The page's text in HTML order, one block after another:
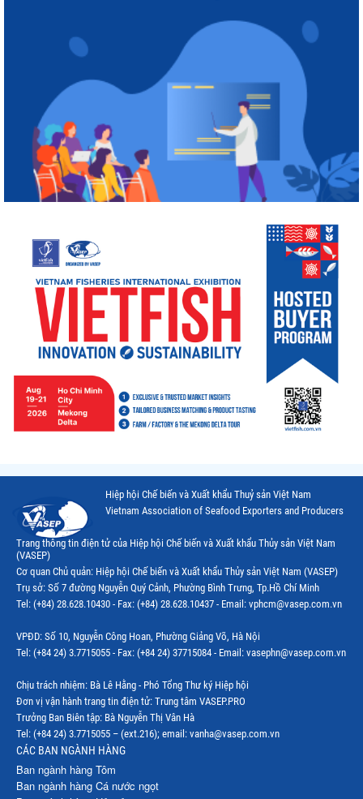
Hiệp hội Chế biến và Xuất khẩu Thuỷ sản Việt Nam
Vietnam Association of Seafood Exporters and Producers
Trang thông tin điện tử của Hiệp hội Chế biến và Xuất khẩu Thủy sản Việt Nam
(VASEP)
Cơ quan Chủ quản: Hiệp hội Chế biến và Xuất khẩu Thủy sản Việt Nam (VASEP)
Trụ sở: Số 7 đường Nguyễn Quý Cảnh, Phường Bình Trưng, Tp.Hồ Chí Minh
Tel: (+84) 28.628.10430 - Fax: (+84) 28.628.10437 - Email: vphcm@vasep.com.vn
VPĐD: Số 10, Nguyễn Công Hoan, Phường Giảng Võ, Hà Nội
Tel: (+84 24) 3.7715055 - Fax: (+84 24) 37715084 - Email: vasephn@vasep.com.vn
Chịu trách nhiệm: Bà Lê Hằng - Phó Tổng Thư ký Hiệp hội
Đơn vị vận hành trang tin điện tử: Trung tâm VASEP.PRO
Trưởng Ban Biên tập: Bà Nguyễn Thị Vân Hà
Tel: (+84 24) 3.7715055 – (ext.216); email: vanha@vasep.com.vn
CÁC BAN NGÀNH HÀNG
Ban ngành hàng Tôm
Ban ngành hàng Cá nước ngọt